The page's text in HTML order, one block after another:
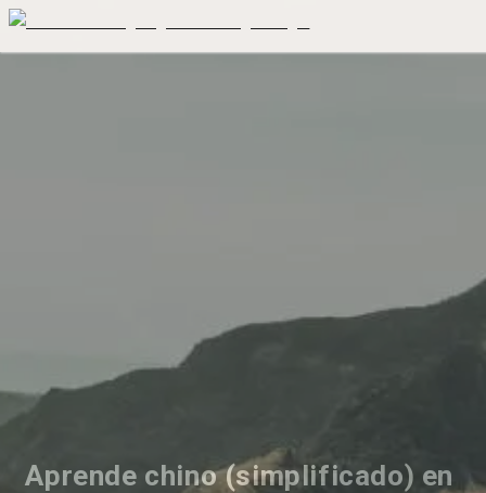
Aprende chino (simplificado) en